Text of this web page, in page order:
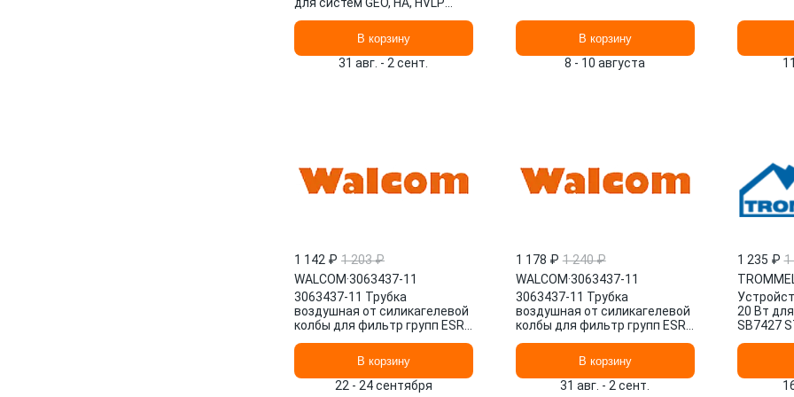
В корзину
31 авг. - 2 сент.
В корзину
8 - 10 августа
1 142 ₽ 1 203 ₽
WALCOM·3063437-11
3063437-11 Трубка
воздушная от силикагелевой
колбы для фильтр групп ESR,
WALCOM
В корзину
22 - 24 сентября
1 178 ₽ 1 240 ₽
WALCOM·3063437-11
3063437-11 Трубка
воздушная от силикагелевой
колбы для фильтр групп ESR,
WALCOM
В корзину
31 авг. - 2 сент.
1 235 ₽ 1
20 Вт
SB7427